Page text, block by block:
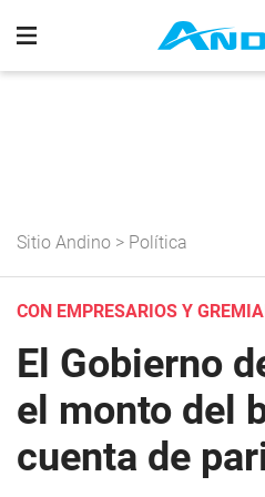
Sitio Andino > Política
CON EMPRESARIOS Y
El Gobierno
el monto del
cuenta de